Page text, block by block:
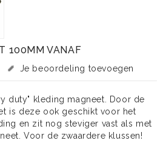
100MM VANAF
Je beoordeling toevoegen
duty" kleding magneet. Door de
is deze ook geschikt voor het
en zit nog steviger vast als met
Voor de zwaardere klussen!